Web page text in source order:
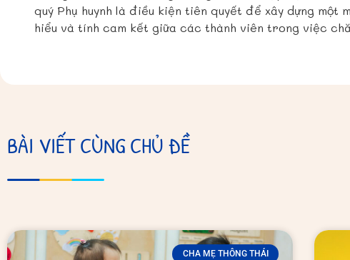
quý Phụ huynh là điều kiện tiên quyết để xây dựng
hiểu và tính cam kết giữa các thành viên trong việc
BÀI VIẾT CÙNG CHỦ ĐỀ
CHA MẸ THÔNG THÁI